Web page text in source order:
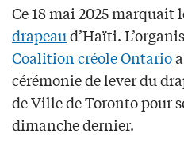
Ce 18 mai 2025 marquait
drapeaud’Haïti.
Coalition créole Ontario
cérémonie de lever du
de Ville de Toronto pour
dimanche dernier.